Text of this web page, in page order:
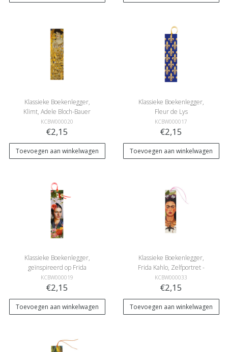
Klassieke Boekenlegger,
Klimt, Adele Bloch-Bauer
KCBW000020
€2,15
Toevoegen aan winkelwagen
Klassieke Boekenlegger,
Fleur de Lys
KCBW000017
€2,15
Toevoegen aan winkelwagen
Klassieke Boekenlegger,
geïnspireerd op Frida
Kahlo
KCBW000019
€2,15
Toevoegen aan winkelwagen
Klassieke Boekenlegger,
Frida Kahlo, Zelfportret -
kolibrie
KCBW000033
€2,15
Toevoegen aan winkelwagen